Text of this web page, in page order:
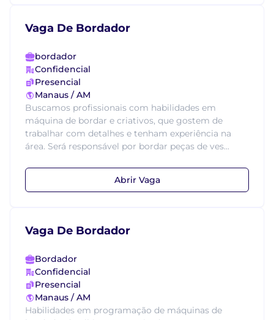
Vaga De Bordador
bordador
Confidencial
Presencial
Manaus / AM
Buscamos profissionais com habilidades em
máquina de bordar e criativos, que gostem de
trabalhar com detalhes e tenham experiência na
área. Será responsável por bordar peças de ves...
Abrir Vaga
Vaga De Bordador
Bordador
Confidencial
Presencial
Manaus / AM
Habilidades em programação de máquinas de